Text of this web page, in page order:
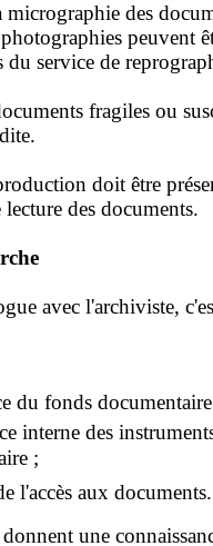
des
peuvent
du service de
fragiles ou
doit être
des documents.
avec l'archiviste,
du fonds
interne des
;
l'accès aux documents.
donnent une